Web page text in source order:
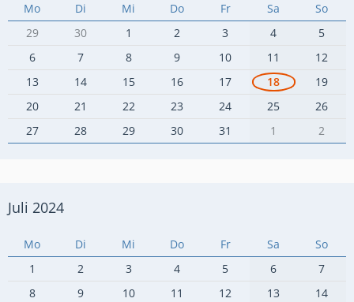
Mo Di Mi Do Fr Sa
So
29
30 1 2 3 4
5
6
7 8 9 10 11
12
13
14 15 16 17 18
19
20
21 22 23 24 25
26
27
28 29 30 31 1 2
Juli 2024
Mo Di Mi Do Fr Sa
So
1
2 3 4 5 6
7
8
9 10 11 12 13
14